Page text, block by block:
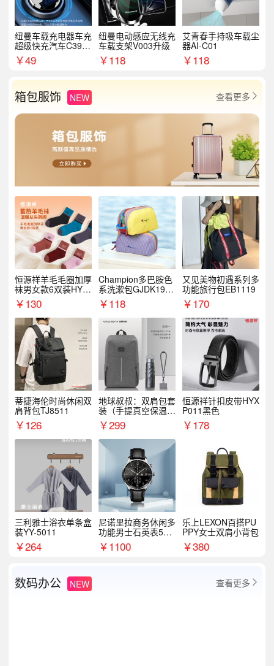
纽曼车载充电器车充
超级快充汽车C39提
手拉环
￥49
纽曼电动感应无线充
车载支架V003升级
￥118
艾青春手持吸车载尘
器AI-C01
￥118
箱包服饰 NEW 查看更多 
恒源祥羊毛毛圈加厚
袜男女款6双装HYX
068WZ
￥130
Champion多巴胺色
系洗漱包GJDK19R
1￥118
又见美物初遇系列多
功能旅行包EB1119
￥170
蒂捷海伦时尚休闲双
肩背包TJ8511
￥126
地球叔叔：双肩包套
装（手提真空保温杯
+手机挂绳）
￥299
恒源祥针扣皮带HYX
P011黑色
￥178
三利雅士浴衣单条盒
装YY-5011
￥264
尼诺里拉商务休闲多
功能男士石英表510
05
￥1100
乐上LEXON百搭PU
PPY女士双肩小背包
￥380
数码办公 NEW 查看更多 